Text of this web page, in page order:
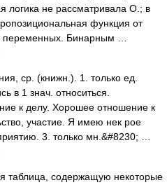
логика не рассматривала О.; в
функция от
переменных. Бинарным …
ср. (книжн.). 1. только ед.
в 1 знач. относиться.
к делу. Хорошее отношение к
участие. Я имею нек рое
3. только мн.&#8230; …
таблица, содержащую некоторые